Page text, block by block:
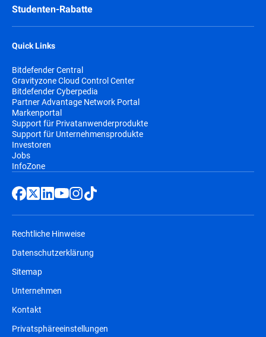
Studenten-Rabatte
Quick Links
Bitdefender Central
Gravityzone Cloud Control Center
Bitdefender Cyberpedia
Partner Advantage Network Portal
Markenportal
Support für Privatanwenderprodukte
Support für Unternehmensprodukte
Investoren
Jobs
InfoZone
Rechtliche Hinweise
Datenschutzerklärung
Sitemap
Unternehmen
Kontakt
Privatsphäreeinstellungen